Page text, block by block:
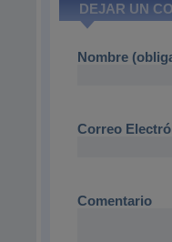
DEJAR UN
Nombre
Correo
Comentario